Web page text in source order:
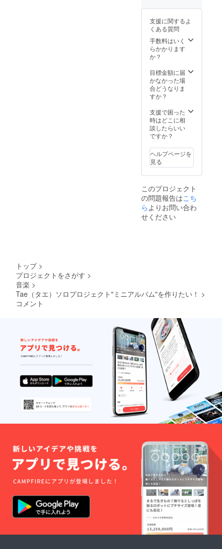
み。 ※
アルバ
ムは一
般発売
価格
2,200円
す。 ※
他の商
品もご
ている
場合
は、同
封でお
せてい
ます。
い。 ※
この楽
曲に関
する権
利はTae
に属
などは
できま
せん。
料込
み。 ※
アルバ
ムは一
価格
2,200円
（税
込）で
他の商
品もご
購入い
ただい
ブURL
共有は
禁止い
たしま
す。
（家族
NG。当
日家族
での視
端末は
１つま
でとす
る。）
トが可
能です
ので、
ぜひお
ださ
い。 ※
コメン
トはス
不誠実
り致し
ます。
お約
束頂け
ない場
合は中
止させ
て頂く
場合が
ござい
ますの
で、ご
了承く
ださ
際な
ど、延
期また
は中止
と判断
させて
頂く場
合がご
ざいま
す。 ※
インラ
れてダ
ンボー
ル梱包
でお送
りしま
す） 重
方法：
直射日
光を避
もしく
は野菜
室など
の涼し
（基本
的に玄
米でお
送りし
精米し
てお召
し上が
りくだ
さ
が、精
もでき
ます。
精米
をご希
望の方
は備考
欄へそ
の旨ご
記載お
願いい
たしま
す。 ※
梱包費
用＆送
アルバ
ムは一
般発売
価格
2,200円
込）で
す。 ※
他の商
品もご
ただい
Tae米
の送付
▼お米
につい
て 名
称：コ
リ サイ
ズ：100
サイズ
（米袋
てダン
ボール
梱包で
お送り
す） 重
量：10
キロ 保
存方
射日光
を避け
た冷暗
所やも
しくは
ます。
精米し
し上が
りくだ
さ
い。）
産地：
丸森町
※お米
は、玄
米でお
送り予
定です
が、精
米して
お送り
精米
をご希
望の方
は備考
欄へそ
の旨ご
記載お
願いい
たしま
す。 ※
用＆送
支援に関するよ
くある質問
手数料はいく
らかかります
か？
目標金額に届
かなかった場
合どうなりま
すか？
支援で困った
時はどこに相
談したらいい
ですか？
ヘルプページを
見る
このプロジェクト
の問題報告はこち
ら よりお問い合わ
せください
トップ >
プロジェクトをさがす >
音楽 >
Tae（タエ）ソロプロジェクト"ミニアルバム"を作りたい！ >
コメント